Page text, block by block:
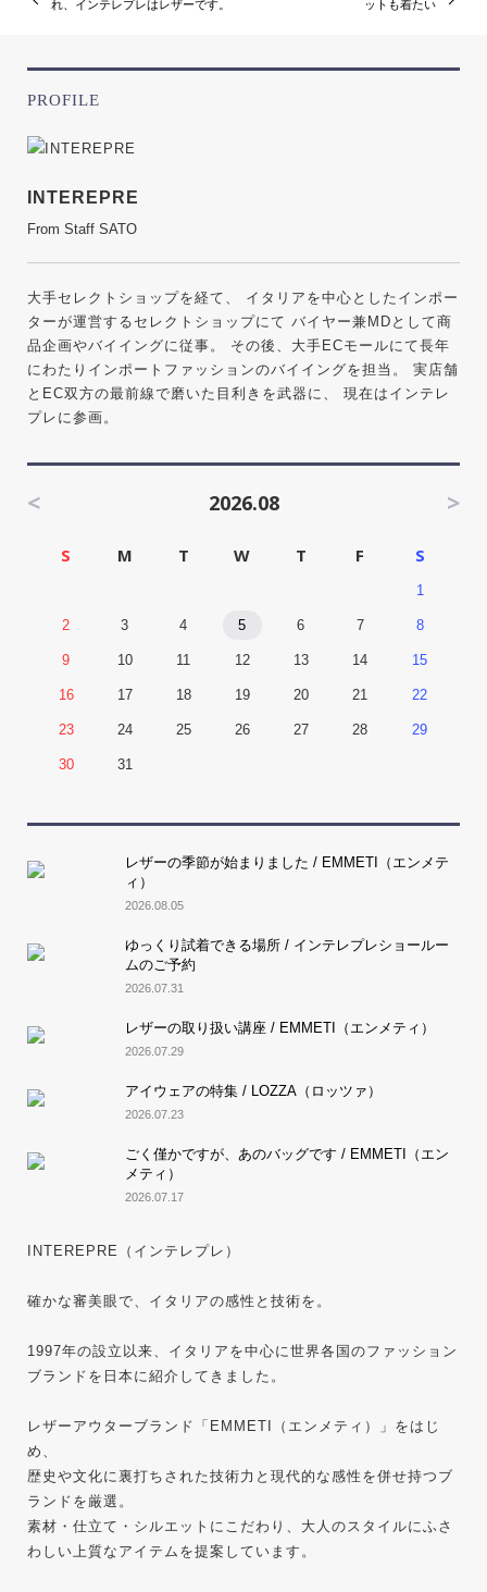
れ、インテレプレはレザーです。 ットも着たい
PROFILE
INTEREPRE
From Staff SATO
大手セレクトショップを経て、 イタリアを中心としたインポー
ターが運営するセレクトショップにて バイヤー兼MDとして商
品企画やバイイングに従事。 その後、大手ECモールにて長年
にわたりインポートファッションのバイイングを担当。 実店舗
とEC双方の最前線で磨いた目利きを武器に、 現在はインテレ
プレに参画。
< 2026.08 >
S M T W T F S
1
2 3 4 5 6 7 8
9 10 11 12 13 14 15
16 17 18 19 20 21 22
23 24 25 26 27 28 29
30 31
レザーの季節が始まりました / EMMETI（エンメテ
ィ）
2026.08.05
ゆっくり試着できる場所 / インテレプレショールー
ムのご予約
2026.07.31
レザーの取り扱い講座 / EMMETI（エンメティ）
2026.07.29
アイウェアの特集 / LOZZA（ロッツァ）
2026.07.23
ごく僅かですが、あのバッグです / EMMETI（エン
メティ）
2026.07.17
INTEREPRE（インテレプレ）
確かな審美眼で、イタリアの感性と技術を。
1997年の設立以来、イタリアを中心に世界各国のファッション
ブランドを日本に紹介してきました。
レザーアウターブランド「EMMETI（エンメティ）」をはじ
め、
歴史や文化に裏打ちされた技術力と現代的な感性を併せ持つブ
ランドを厳選。
素材・仕立て・シルエットにこだわり、大人のスタイルにふさ
わしい上質なアイテムを提案しています。